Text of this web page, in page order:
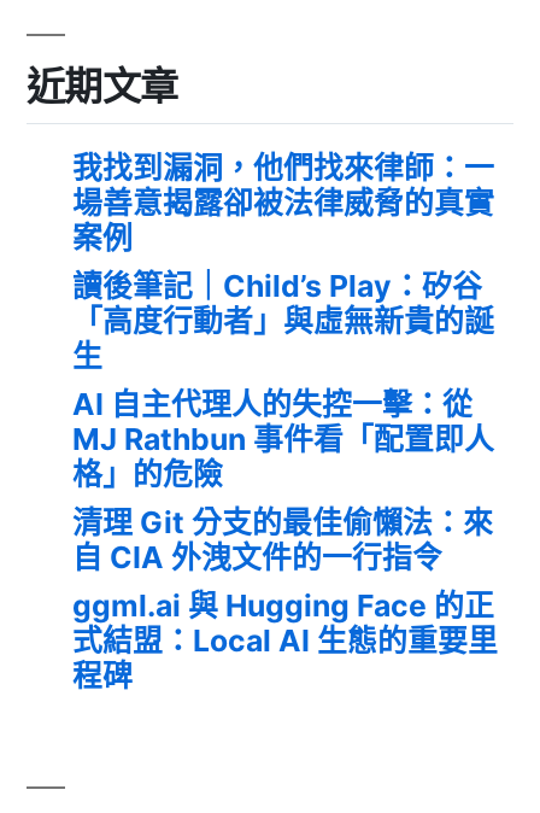
近期文章
我找到漏洞，他們找來律師：一
場善意揭露卻被法律威脅的真實
案例
讀後筆記｜Child’s Play：矽谷
「高度行動者」與虛無新貴的誕
生
AI 自主代理人的失控一擊：從
MJ Rathbun 事件看「配置即人
格」的危險
清理 Git 分支的最佳偷懶法：來
自 CIA 外洩文件的一行指令
ggml.ai 與 Hugging Face 的正
式結盟：Local AI 生態的重要里
程碑